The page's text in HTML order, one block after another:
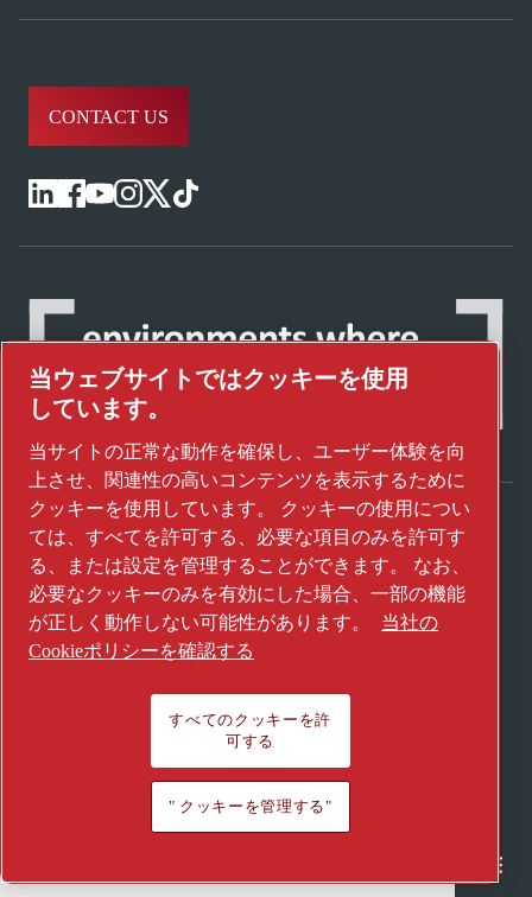
CONTACT US
アトラスコプコグループが未来を変えるテク
ノロジーをどのように実現しているかご覧く
ださい。
アトラスコプコグループのウェブサイトをご
覧ください。
アトラスコプコグループの一員
" クッキーを管理する"
© 2026 Copyright. All rights reserved.
当ウェブサイトではクッキーを使用
しています。
当サイトの正常な動作を確保し、ユーザー体験を向
上させ、関連性の高いコンテンツを表示するために
クッキーを使用しています。 クッキーの使用につい
ては、すべてを許可する、必要な項目のみを許可す
る、または設定を管理することができます。 なお、
必要なクッキーのみを有効にした場合、一部の機能
が正しく動作しない可能性があります。
当社の
Cookieポリシーを確認する
すべてのクッキーを許
可する
" クッキーを管理する"